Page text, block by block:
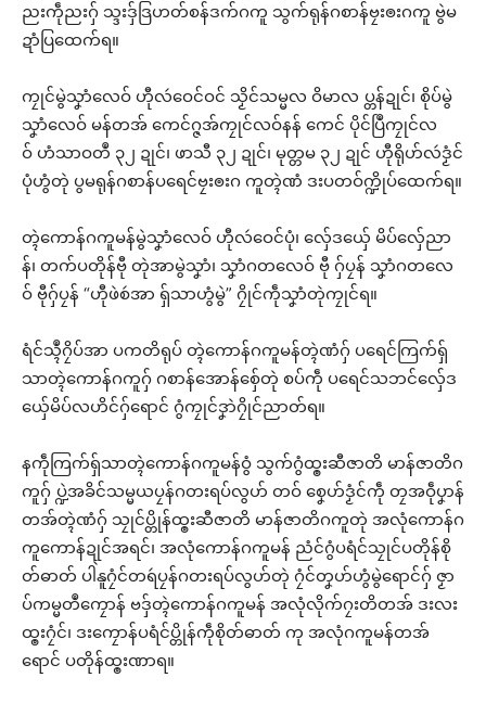
ညးကဵုညးဂှ် သ္ဒးဒှ်ဒြဟတ်စန်ဒက်ဂကူ သွက်ရုန်ဂစာန်ဗၠးၜးဂကူ ဗွဲမ
ဍာံပြထေက်ရ။
ကၠုင်မွဲသၞာံလေဝ် ဟီုလဴဝေင်ဝင် သၟိင်သမ္မလ ဝိမာလ ပ္တန်ဍုင်၊ စိုပ်မွဲ
သၞာံလေဝ် မန်တအ် ကေင်ဂ္ဇအ်ကၠုင်လဝ်နန် ကေင် ပိုင်ပြဳကၠုင်လ
ဝ် ဟံသာဝတဳ ၃၂ ဍုင်၊ ဖာသီ ၃၂ ဍုင်၊ မုတ္တမ ၃၂ ဍုင် ဟီုရိုဟ်လဴဒၟံင်
ပုံဟွံတုဲ ပွမရုန်ဂစာန်ပရေင်ဗၠးၜးဂ ကူတ္ၚဲဏံ ဒးပတဝ်က္ဍိုပ်ထေက်ရ။
တ္ၚဲကောန်ဂကူမန်မွဲသၞာံလေဝ် ဟီုလဴဝေင်ပုံ၊ လှ်ေဒယှ်ေ မိပ်လှ်ေညာ
န်၊ တက်ပတိုန်ဗီု တုဲအာမွဲသၞာံ၊ သၞာံဂတလေဝ် ဗီု ဂှ်ပၠန် သၞာံဂတလေ
ဝ် ဗီုဂှ်ပၠန် “ဟီုဖဲစဴအာ ရှ်သာဟွံမွဲ” ဂၠိုင်ကဵုသၞာံတုဲကၠုင်ရ။
ရံင်သ္ၚဳဂၠိပ်အာ ပကတိရုပ် တ္ၚဲကောန်ဂကူမန်တ္ၚဲဏံဂှ် ပရေင်ကြက်ရှ်
သာတ္ၚဲကောန်ဂကူဂှ် ဂစာန်အောန်စှ်ေတုဲ စပ်ကဵု ပရေင်သဘင်လှ်ေဒ
ယှ်ေမိပ်လဟိင်ဂှ်ရောင် ဂွံကၠုင်ဒၞာဲဂၠိုင်ညာတ်ရ။
နကဵုကြက်ရှ်သာတ္ၚဲကောန်ဂကူမန်ဝွံ သွက်ဂွံထ္ၜးဆီဇာတိ မာန်ဇာတိဂ
ကူဂှ် ပ္ဍဲအခိင်သမ္မယပၠန်ဂတးရပ်လွဟ် တဝ် စၞေဟ်ဒၟံင်ကဵု တၠအဝဵုပၞာန်
တအ်တ္ၚဲဏံဂှ် သၠုင်ပ္တိုန်ထ္ၜးဆီဇာတိ မာန်ဇာတိဂကူတုဲ အလုံကောန်ဂ
ကူကောန်ဍုင်အရင်၊ အလုံကောန်ဂကူမန် ညံင်ဂွံပရံင်သၠုင်ပတိုန်စို
တ်ဓာတ် ပါဲနူဂၠံင်တရဴပၠန်ဂတးရပ်လွဟ်တုဲ ဂၠံင်တၞဟ်ဟွံမွဲရောင်ဂှ် ဇၟာ
ပ်ကမ္မတဳကၠောန် ဗဒှ်တ္ၚဲကောန်ဂကူမန် အလုံလိုက်ဂၠးတိတအ် ဒးလး
ထ္ၜးဂၠံင်၊ ဒးကၠောန်ပရံင်ပ္တိုန်ကဵုစိုတ်ဓာတ် ကု အလုံဂကူမန်တအ်
ရောင် ပတိုန်ထ္ၜးဏာရ။